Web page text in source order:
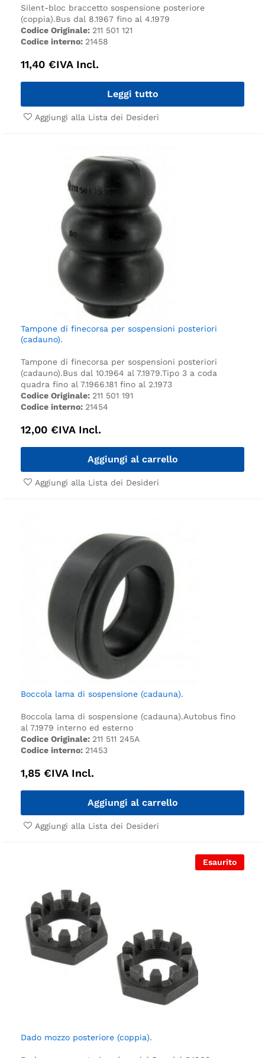
Silent-bloc braccetto sospensione posteriore
(coppia).Bus dal 8.1967 fino al 4.1979
Codice Originale: 211 501 121
Codice interno: 21458
11,40 €IVA Incl.
Leggi tutto
Aggiungi alla Lista dei Desideri
Tampone di finecorsa per sospensioni posteriori
(cadauno).
Tampone di finecorsa per sospensioni posteriori
(cadauno).Bus dal 10.1964 al 7.1979.Tipo 3 a coda
quadra fino al 7.1966.181 fino al 2.1973
Codice Originale: 211 501 191
Codice interno: 21454
12,00 €IVA Incl.
Aggiungi al carrello
Aggiungi alla Lista dei Desideri
Boccola lama di sospensione (cadauna).
Boccola lama di sospensione (cadauna).Autobus fino
al 7.1979 interno ed esterno
Codice Originale: 211 511 245A
Codice interno: 21453
1,85 €IVA Incl.
Aggiungi al carrello
Aggiungi alla Lista dei Desideri
Esaurito
Dado mozzo posteriore (coppia).